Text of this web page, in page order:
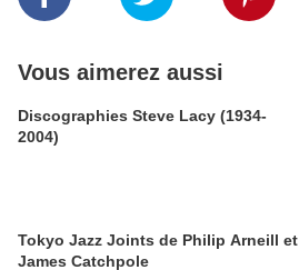
Vous aimerez aussi
Discographies Steve Lacy (1934-
2004)
Tokyo Jazz Joints de Philip Arneill et
James Catchpole